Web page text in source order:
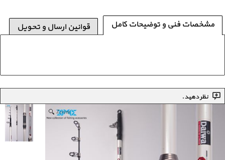
مشخصات فنی و توضیحات کامل قوانین ارسال و تحویل
نظر دهید.
Zoom